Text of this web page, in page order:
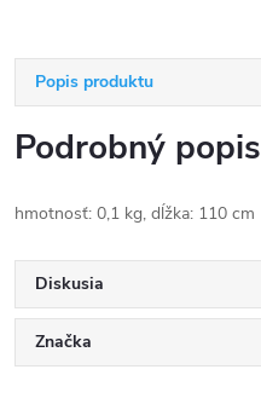
Popis produktu
Podrobný popis
hmotnosť: 0,1 kg, dĺžka: 110 cm
Diskusia
Značka